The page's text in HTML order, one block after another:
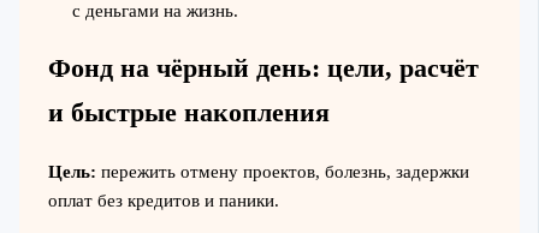
с деньгами на жизнь.
Фонд на чёрный день: цели, расчёт
и быстрые накопления
Цель: пережить отмену проектов, болезнь, задержки
оплат без кредитов и паники.